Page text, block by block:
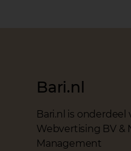
Bari.nl
Bari.nl is onderdeel
Webvertising BV &
Management